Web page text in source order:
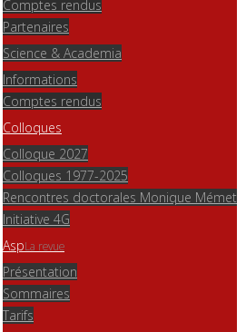
Comptes rendus
Partenaires
Science & Academia
Informations
Comptes rendus
Colloques
Colloque 2027
Colloques 1977-2025
Rencontres doctorales Monique Mémet
Initiative 4G
AspLa revue
Présentation
Sommaires
Tarifs